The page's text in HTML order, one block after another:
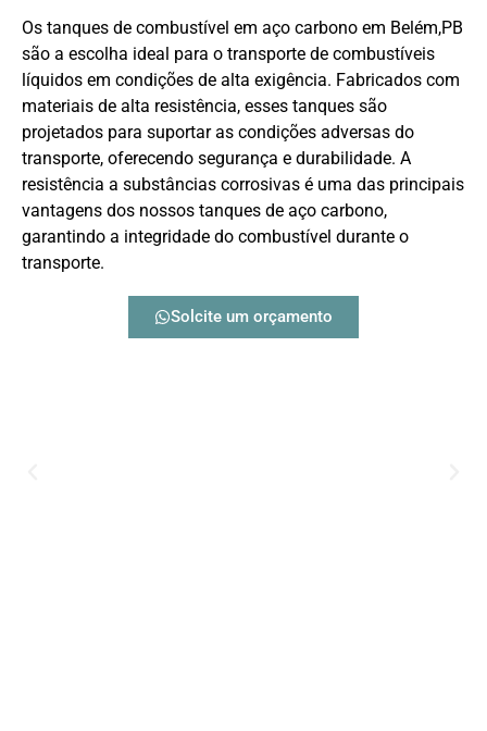
Os tanques de combustível em aço carbono em Belém,PB
são a escolha ideal para o transporte de combustíveis
líquidos em condições de alta exigência. Fabricados com
materiais de alta resistência, esses tanques são
projetados para suportar as condições adversas do
transporte, oferecendo segurança e durabilidade. A
resistência a substâncias corrosivas é uma das principais
vantagens dos nossos tanques de aço carbono,
garantindo a integridade do combustível durante o
transporte.
Solcite um orçamento